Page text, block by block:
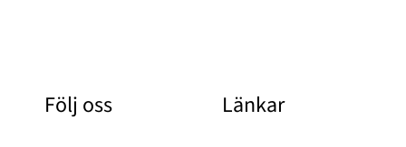
Följ oss Länkar